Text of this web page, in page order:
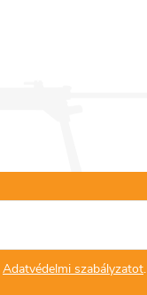
Adatvédelmi szabályzatot.